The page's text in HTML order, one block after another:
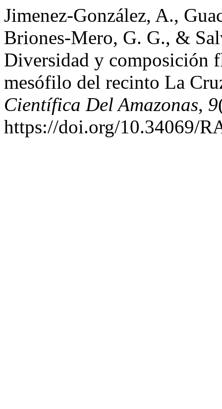
Jimenez-González, A.,
Briones-Mero, G. G., &
Diversidad y composición
mesófilo del recinto La
Científica Del Amazonas, 9
https://doi.org/10.34069/